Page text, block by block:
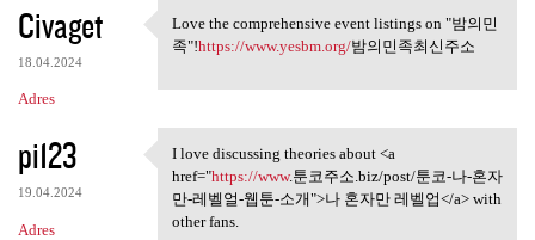
Civaget
18.04.2024
Adres
Love the comprehensive event
Love the comprehensive event listings on "밤의민
족"!https://www.yesbm.org/밤의민족최신주소
pi123
19.04.2024
Adres
I love discussing theories
I love discussing theories about <a
href="https://www.툰코주소.biz/post/툰코-나-혼자
만-레벨얼-웹툰-소개">나 혼자만 레벨업</a> with
other fans.